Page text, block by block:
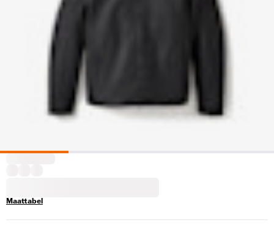
Maattabel